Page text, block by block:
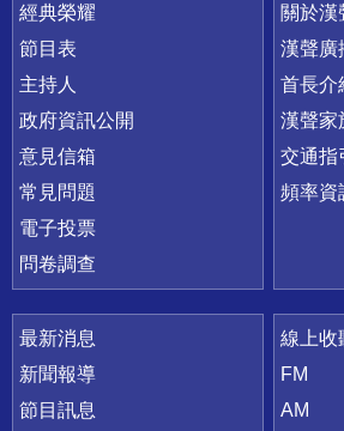
快速連結
經典榮耀
節目表
主持人
政府資訊公開
意見信箱
常見問題
電子投票
問卷調查
關於漢
漢聲廣
首長介
漢聲家
交通指
頻率資
最新消息
新聞報導
節目訊息
線上收
FM
AM